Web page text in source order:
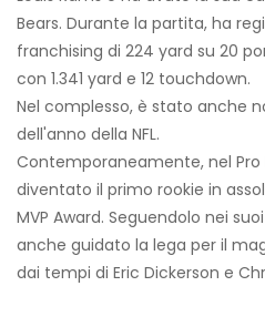
Bears. Durante la partita, ha
franchising di 224 yard su 20
con 1.341 yard e 12 touchdown.
Nel complesso, è stato anche
dell'anno della NFL.
Contemporaneamente, nel Pro
diventato il primo rookie in
MVP Award. Seguendolo nei
anche guidato la lega per il
dai tempi di Eric Dickerson e